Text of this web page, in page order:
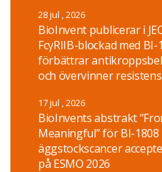
28 jul , 2026
BioInvent publicerar i
FcγRIIB-blockad med
förbättrar
och övervinner
17 jul , 2026
BioInvents abstrakt
Meaningful” för BI-
äggstockscancer
på ESMO 2026